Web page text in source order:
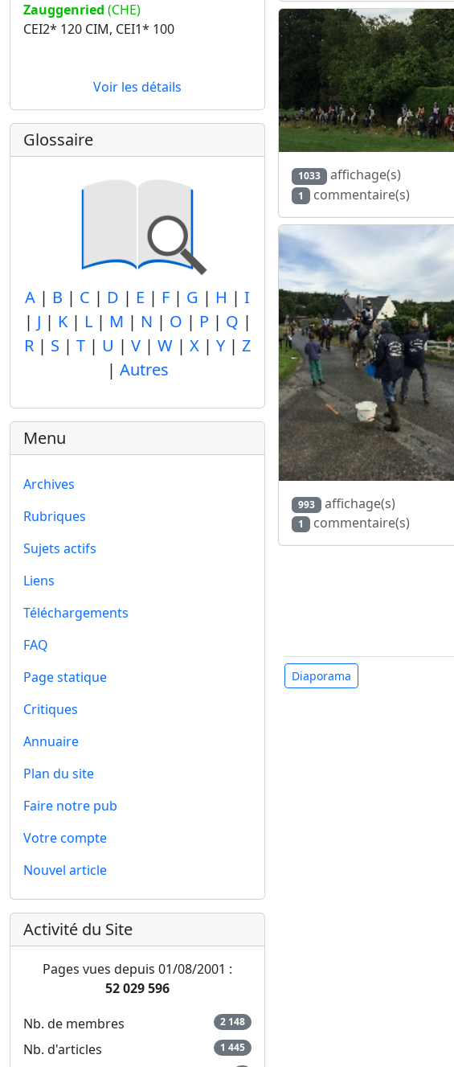
Zauggenried (CHE)
CEI2* 120 CIM, CEI1* 100
Voir les détails
Glossaire
A | B | C | D | E | F | G | H | I
| J | K| L| M | N | O | P | Q |
R | S | T | U | V | W | X | Y | Z
| Autres
Menu
Archives
Rubriques
Sujets actifs
Liens
Téléchargements
FAQ
Page statique
Critiques
Annuaire
Plan du site
Faire notre pub
Votre compte
Nouvel article
Activité du Site
Pages vues depuis 01/08/2001 :
52 029 596
Nb. de membres
2 148
Nb. d'articles 1 445
1033 affichage(s)
1 commentaire(s)
993 affichage(s)
1 commentaire(s)
Diaporama